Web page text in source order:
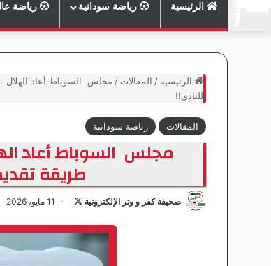
الرئيسية رياضة سودانية رياضة
الرئيسية / المقالات / مجلس السوباط أعاد
للنادي!!
المقالات رياضة سودانية
مجلس السوباط أعاد
طريقة
صحيفة كفر و وتر الإلكترونية
ب
ع
11 مايو، 2026